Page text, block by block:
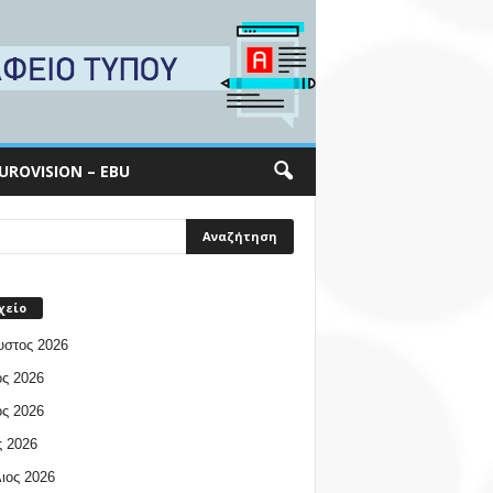
– EBU
2026
2026
2026
2026
2026